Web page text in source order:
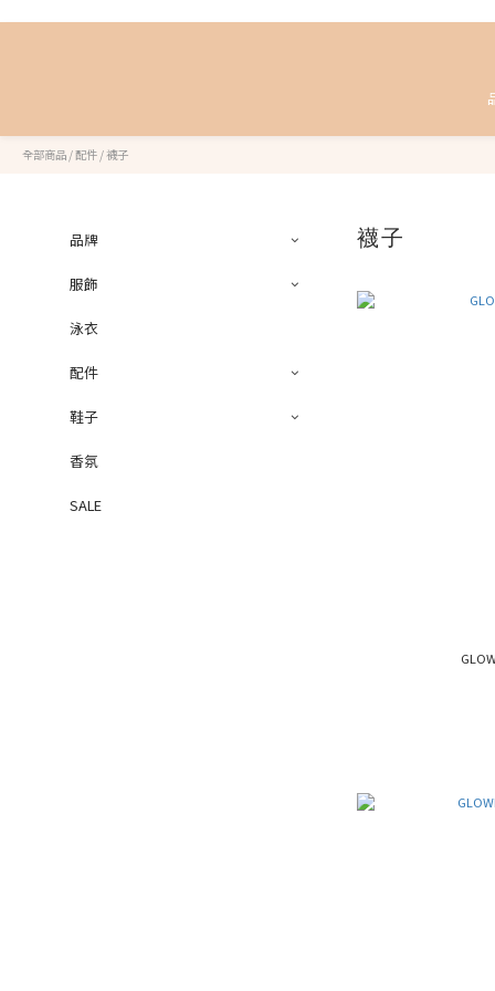
全部商品 /配件 /襪子
品牌
服飾
泳衣
配件
鞋子
香氛
SALE
襪子